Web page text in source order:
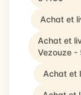
Achat et
Achat et
Vezouze -
Achat et